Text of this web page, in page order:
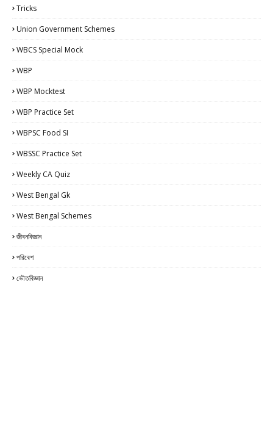
Tricks
Union Government Schemes
WBCS Special Mock
WBP
WBP Mocktest
WBP Practice Set
WBPSC Food SI
WBSSC Practice Set
Weekly CA Quiz
West Bengal Gk
West Bengal Schemes
জীবনবিজ্ঞান
পরিবেশ
ভৌতবিজ্ঞান